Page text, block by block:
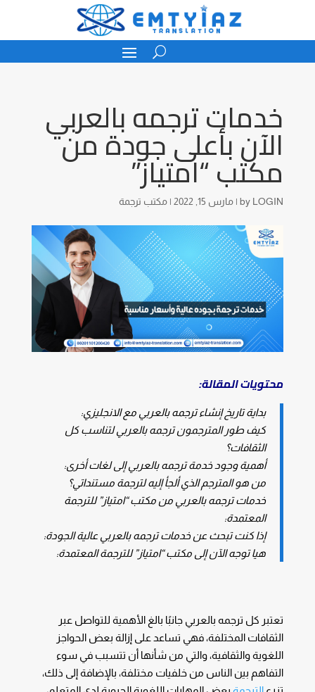
خدمات ترجمه بالعربي
الآن بأعلى جودة من
مكتب “امتياز”
by LOGIN
| مارس 15, 2022 | مكتب ترجمة
محتويات المقالة:
بداية تاريخ إنشاء ترجمه بالعربي مع الانجليزي:
كيف طور المترجمون ترجمه بالعربي لتناسب كل
الثقافات؟
أهمية وجود خدمة ترجمه بالعربي إلى لغات أخرى:
من هو المترجم الذي ألجأ إليه لترجمة مستنداتي؟
خدمات ترجمه بالعربي من مكتب “امتياز” للترجمة
المعتمدة:
إذا كنت تبحث عن خدمات ترجمه بالعربي عالية الجودة:
هيا توجه الآن إلى مكتب “امتياز” للترجمة المعتمدة:
تعتبر كل ترجمه بالعربي جانبًا بالغ الأهمية للتواصل عبر
الثقافات المختلفة، فهي تساعد على إزالة بعض الحواجز
اللغوية والثقافية، والتي من شأنها أن تتسبب في سوء
التفاهم بين الناس من خلفيات مختلفة، بالإضافة إلى ذلك،